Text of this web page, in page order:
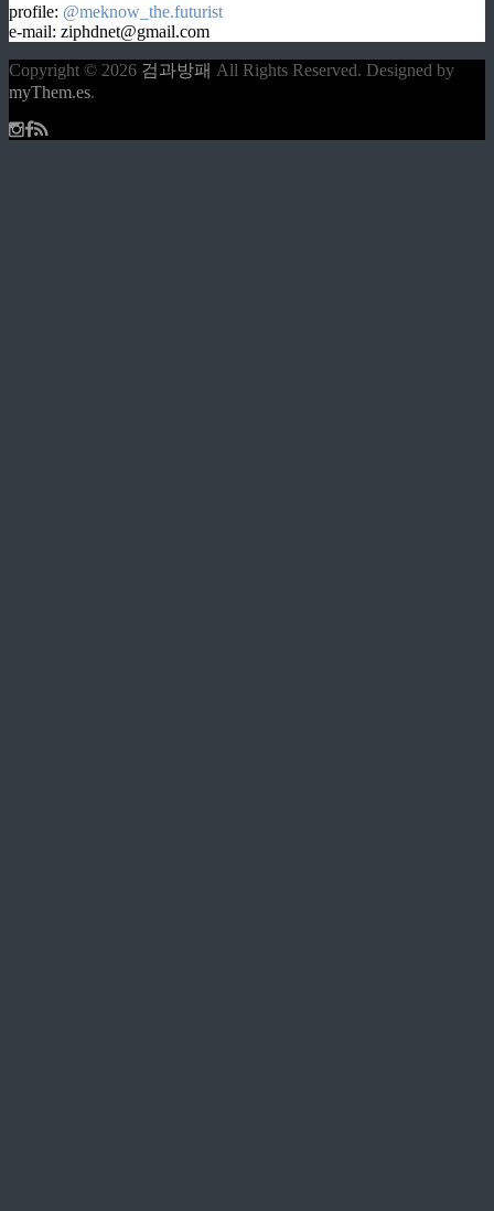
profile: @meknow_the.futurist
e-mail: ziphdnet@gmail.com
Copyright © 2026 검과방패 All Rights Reserved. Designed by
myThem.es.